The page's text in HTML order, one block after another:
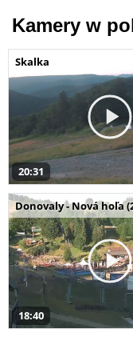
Kamery w
Skalka
20:31
Donovaly - Nová hoľa
18:40